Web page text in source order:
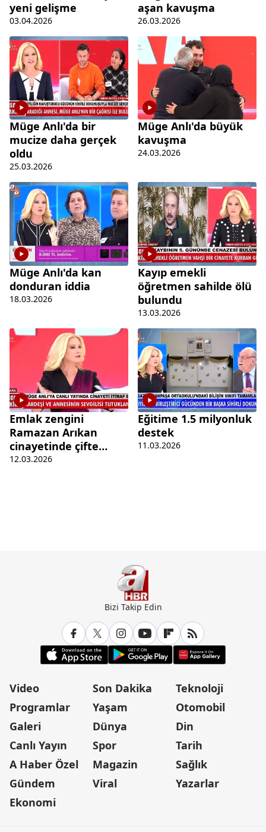
yeni gelişme
03.04.2026
aşan kavuşma
26.03.2026
Müge Anlı'da bir
mucize daha gerçek
oldu
25.03.2026
Müge Anlı'da büyük
kavuşma
24.03.2026
Müge Anlı'da kan
donduran iddia
18.03.2026
Kayıp emekli
öğretmen sahilde ölü
bulundu
13.03.2026
Emlak zengini
Ramazan Arıkan
cinayetinde çifte
tutuklama
12.03.2026
Eğitime 1.5 milyonluk
destek
11.03.2026
Bizi Takip Edin
Video
Programlar
Galeri
Canlı Yayın
A Haber Özel
Gündem
Ekonomi
Son Dakika
Yaşam
Dünya
Spor
Magazin
Viral
Teknoloji
Otomobil
Din
Tarih
Sağlık
Yazarlar